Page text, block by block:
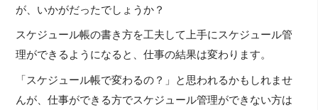
が、いかがだったでしょうか？
スケジュール帳の書き方を工夫して上手にスケジュール管
理ができるようになると、仕事の結果は変わります。
「スケジュール帳で変わるの？」と思われるかもしれませ
んが、仕事ができる方でスケジュール管理ができない方は